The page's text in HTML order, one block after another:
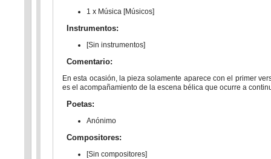
1 x Música [Músicos]
Instrumentos:
[Sin instrumentos]
Comentario:
En esta ocasión, la pieza solamente aparece con el primer
es el acompañamiento de la escena bélica que ocurre a
Poetas:
Anónimo
Compositores:
[Sin compositores]